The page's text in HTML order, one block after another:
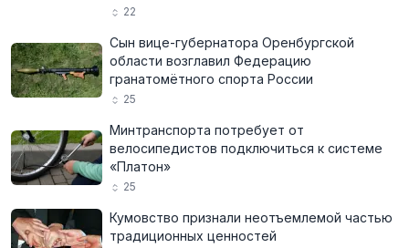
22
Сын вице-губернатора Оренбургской
области возглавил Федерацию
гранатомётного спорта России
25
Минтранспорта потребует от
велосипедистов подключиться к системе
«Платон»
25
Кумовство признали неотъемлемой частью
традиционных ценностей